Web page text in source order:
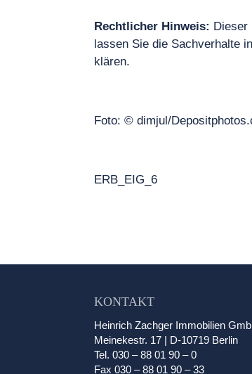
Rechtlicher Hinweis: Dieser
lassen Sie die Sachverhalte
klären.
Foto: © dimjul/
ERB_EIG_6
KONTAKT
Heinrich Zachger Immobilien
Meinekestr. 17 | D-10719 Berlin
Tel. 030 – 88 01 90 – 0
Fax 030 – 88 01 90 – 33